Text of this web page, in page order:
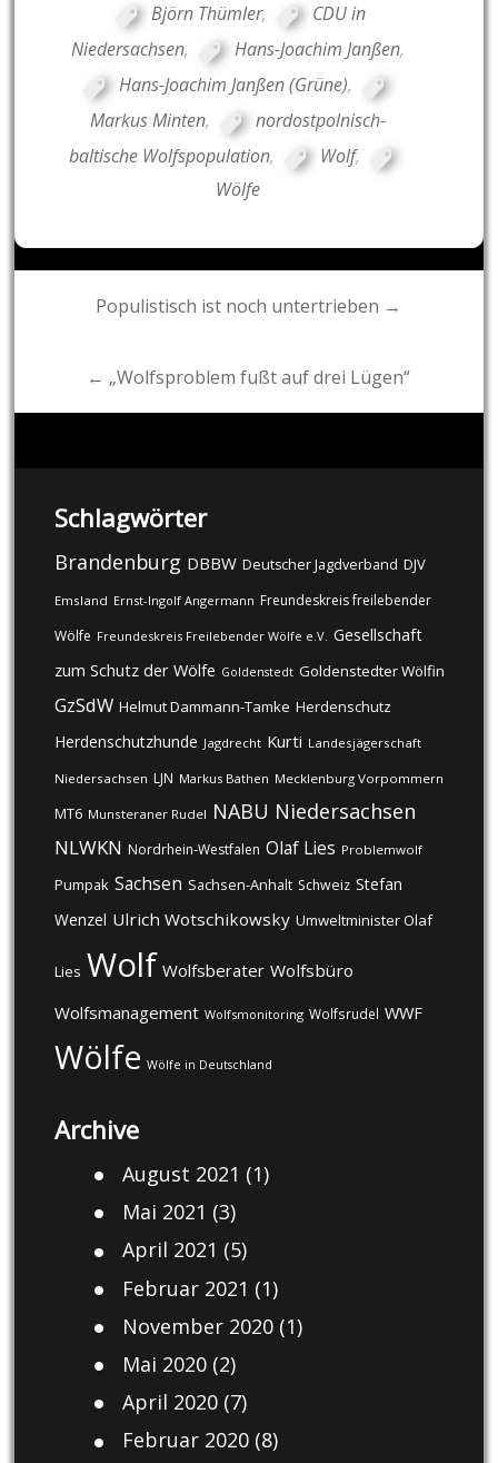
Björn Thümler,
CDU in
Niedersachsen, Hans-Joachim Janßen,
Hans-Joachim Janßen (Grüne),
Markus Minten,
nordostpolnisch-
baltische Wolfspopulation, Wolf,
Wölfe
PostPopulistisch ist noch untertrieben →
← „Wolfsproblem fußt auf drei Lügen“
Schlagwörter
Brandenburg DBBW Deutscher Jagdverband DJV
Emsland Ernst-Ingolf Angermann Freundeskreis freilebender
Wölfe Freundeskreis Freilebender Wölfe e.V. Gesellschaft
zum Schutz der Wölfe Goldenstedt Goldenstedter Wölfin
GzSdW Helmut Dammann-Tamke Herdenschutz
Herdenschutzhunde Jagdrecht Kurti Landesjägerschaft
Niedersachsen LJN Markus Bathen Mecklenburg Vorpommern
MT6 Munsteraner Rudel NABU Niedersachsen
NLWKN Nordrhein-Westfalen Olaf Lies Problemwolf
Pumpak Sachsen Sachsen-Anhalt Schweiz Stefan
Wenzel Ulrich Wotschikowsky Umweltminister Olaf
Lies Wolf Wolfsberater Wolfsbüro
Wolfsmanagement Wolfsmonitoring Wolfsrudel WWF
Wölfe Wölfe in Deutschland
Archive
August 2021 (1)
Mai 2021 (3)
April 2021 (5)
Februar 2021 (1)
November 2020(1)
Mai 2020(2)
April 2020(7)
Februar 2020(8)